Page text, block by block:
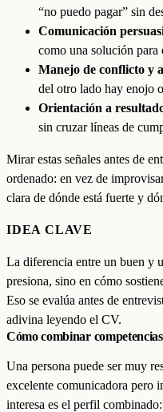
“no puedo pagar” sin
Comunicación
como una solución para
Manejo de conflicto y
del otro lado hay enojo
Orientación a
sin cruzar líneas de
Mirar estas señales antes de
ordenado: en vez de
clara de dónde está fuerte y
IDEA CLAVE
La diferencia entre un buen y
presiona, sino en cómo
Eso se evalúa antes de
adivina leyendo el CV.
Cómo combinar
Una persona puede ser muy
excelente comunicadora pero
interesa es el perfil